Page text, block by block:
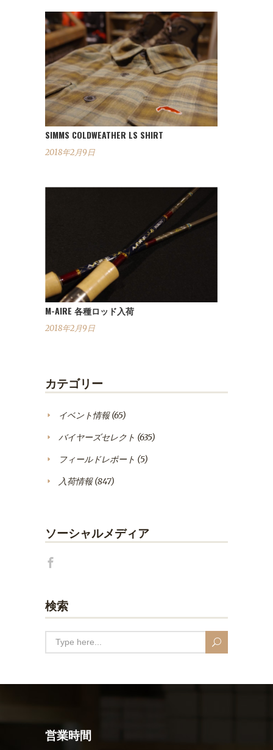
SIMMS COLDWEATHER LS SHIRT
2018年2月9日
M-AIRE 各種ロッド入荷
2018年2月9日
カテゴリー
イベント情報(65)
バイヤーズセレクト (635)
フィールドレポート (5)
入荷情報(847)
ソーシャルメディア
検索
営業時間